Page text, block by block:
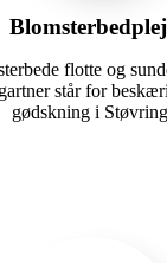
flotte og
står for
gødskning i